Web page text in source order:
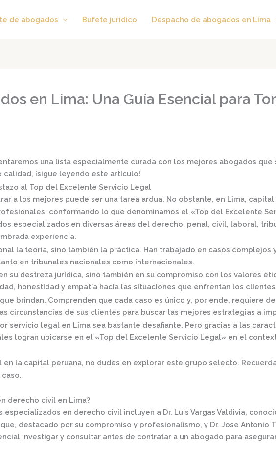
de abogados Bufete juridico Despacho de abogados en Lima
en Lima: Una Guía Esencial para
una lista especialmente curada con los mejores abogados que
¡sigue leyendo este artículo!
al Top del Excelente Servicio Legal
a los mejores puede ser una tarea ardua. No obstante, en Lima, capital
conformando lo que denominamos el «Top del Excelente
especializados en diversas áreas del derecho: penal, civil, laboral,
experiencia.
la teoría, sino también la práctica. Han trabajado en casos complejos
en tribunales nacionales como internacionales.
su destreza jurídica, sino también en su compromiso con los valores
honestidad y empatía hacia las situaciones que enfrentan los
brindan. Comprenden que cada caso es único y, por ende, requiere
circunstancias de sus clientes para buscar las mejores estrategias a
servicio legal en Lima sea bastante desafiante. Pero gracias a las
logran ubicarse en el «Top del Excelente Servicio Legal» en el
la capital peruana, no dudes en explorar este grupo selecto.
derecho civil en Lima?
especializados en derecho civil incluyen a Dr. Luis Vargas Valdivia,
, destacado por su compromiso y profesionalismo, y Dr. Jose Antonio
investigar y consultar antes de contratar a un abogado para